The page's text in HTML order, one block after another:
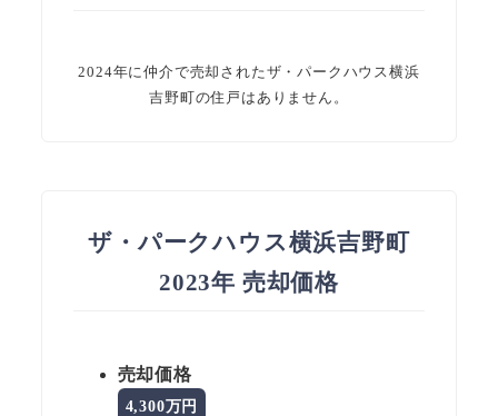
2024年に仲介で売却されたザ・パークハウス横浜
吉野町の住戸はありません。
ザ・パークハウス横浜吉野町
2023年 売却価格
売却価格
4,300万円